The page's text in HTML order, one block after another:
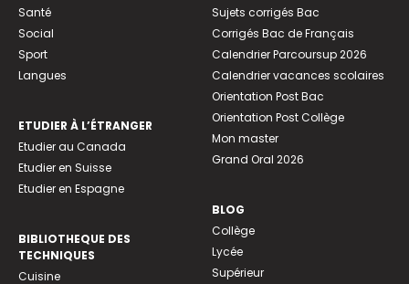
Santé
Social
Sport
Langues
ETUDIER À L’ÉTRANGER
Etudier au Canada
Etudier en Suisse
Etudier en Espagne
BIBLIOTHEQUE DES
TECHNIQUES
Cuisine
Sujets corrigés Bac
Corrigés Bac de Français
Calendrier Parcoursup 2026
Calendrier vacances scolaires
Orientation Post Bac
Orientation Post Collège
Mon master
Grand Oral 2026
BLOG
Collège
Lycée
Supérieur